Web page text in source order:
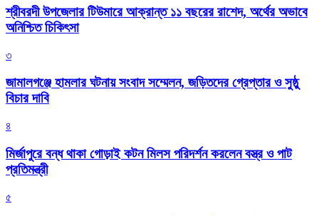
শ্রীবরদী উপজেলার টিউমারে আক্রান্ত ১১ বছরের রাশেদ, অর্থের অভাবে
অনিশ্চিত চিকিৎসা
৩
জামালগঞ্জে হামলার ঘটনায় সংবাদ সম্মেলন, জড়িতদের গ্রেপ্তার ও সুষ্ঠু
বিচার দাবি
৪
মির্জাপুরে বন্ধ থাকা গোড়াই কটন মিলস পরিদর্শন করলেন বস্ত্র ও পাট
প্রতিমন্ত্রী
৫